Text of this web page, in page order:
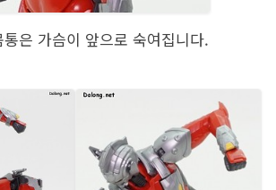
은 가슴이 앞으로 숙여집니다.